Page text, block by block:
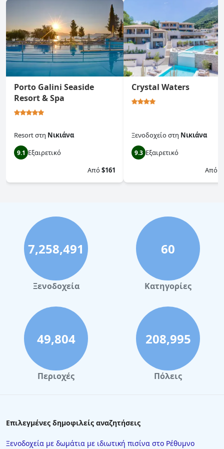
Porto Galini Seaside
Resort & Spa
Resortστη Νικιάνα
9.1 Εξαιρετικό
Από$161
Crystal Waters
Ξενοδοχείοστη Νικιάνα
9.3 Εξαιρετικό
Από
7,258,491
Ξενοδοχεία
60
Κατηγορίες
49,804
Περιοχές
208,995
Πόλεις
Επιλεγμένες δημοφιλείς αναζητήσεις
Ξενοδοχεία με δωμάτια με ιδιωτική πισίνα στο Ρέθυμνο